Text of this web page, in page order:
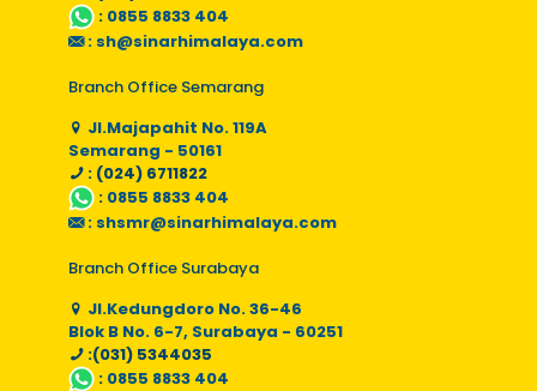
: 0855 8833 404
: sh@sinarhimalaya.com
Branch Office Semarang
Jl.Majapahit No. 119A
Semarang - 50161
: (024) 6711822
: 0855 8833 404
: shsmr@sinarhimalaya.com
Branch Office Surabaya
Jl.Kedungdoro No. 36-46
Blok B No. 6-7, Surabaya - 60251
:(031) 5344035
: 0855 8833 404